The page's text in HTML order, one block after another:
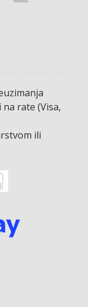
rate (Visa,
ili